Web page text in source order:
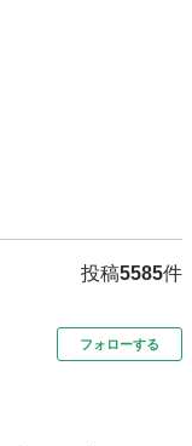
投稿5585件
フォローする